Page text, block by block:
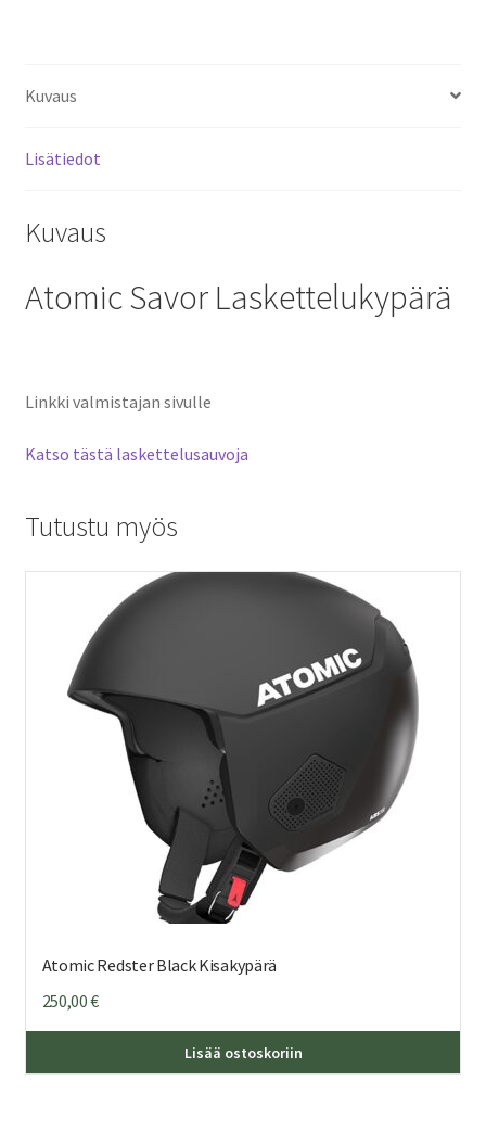
Kuvaus
Lisätiedot
Kuvaus
Atomic Savor Laskettelukypärä
Linkki valmistajan sivulle
Katso tästä laskettelusauvoja
Tutustu myös
Atomic Redster Black Kisakypärä
250,00€
Lisää ostoskoriin